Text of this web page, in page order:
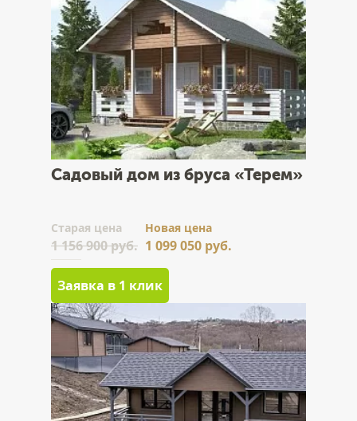
Садовый дом из бруса «Терем»
Cтарая цена
1 156 900 руб.
Новая цена
1 099 050 руб.
Заявка в 1 клик